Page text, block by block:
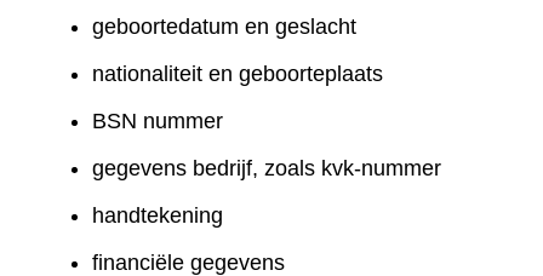
geboortedatum en geslacht
nationaliteit en geboorteplaats
BSN nummer
gegevens bedrijf, zoals kvk-nummer
handtekening
financiële gegevens